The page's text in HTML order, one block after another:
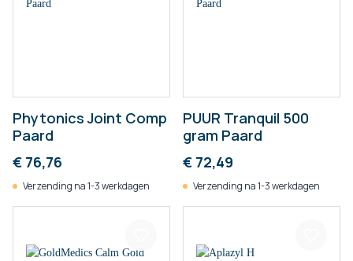
Phytonics Joint Comp
Paard
€ 76,76
Verzending na 1-3 werkdagen
PUUR Tranquil 500
gram Paard
€ 72,49
Verzending na 1-3 werkdagen